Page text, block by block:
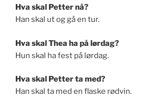
Hva skal Petter nå?
Han skal ut og gå en tur.
Hva skal Thea ha på lørdag?
Hun skal ha fest på lørdag.
Hva skal Petter ta med?
Han skal ta med en flaske rødvin.